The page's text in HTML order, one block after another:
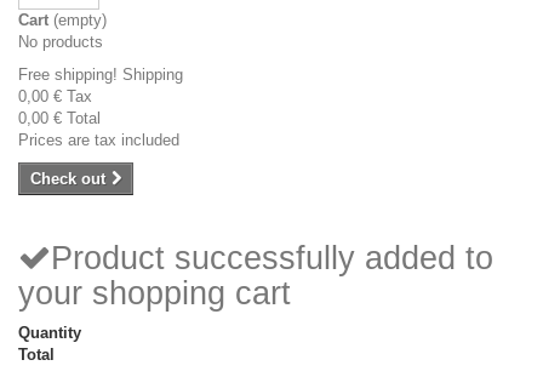
Cart (empty)
No products
Free shipping! Shipping
0,00 € Tax
0,00 € Total
Prices are tax included
Check out
Product successfully added to
your shopping cart
Quantity
Total